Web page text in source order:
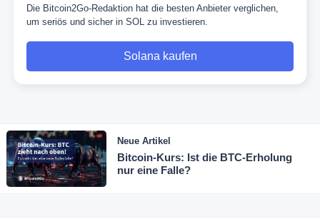
Die Bitcoin2Go-Redaktion hat die besten Anbieter verglichen,
um seriös und sicher in SOL zu investieren.
Solana kaufen
Neue Artikel
Bitcoin-Kurs: Ist die BTC-Erholung
nur eine Falle?